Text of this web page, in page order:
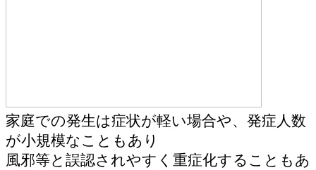
家庭での発生は症状が軽い場合や、発症人数
が小規模なこともあり
風邪等と誤認されやすく重症化することもあ